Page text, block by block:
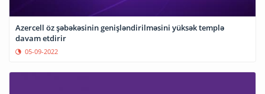
Azercell öz şəbəkəsinin genişləndirilməsini yüksək templə
davam etdirir
05-09-2022